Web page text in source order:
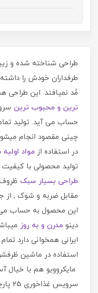
طراحی شناخته شده و
طرفداران خودش را
مُد نمیافتد. این طراحی
ترین و محبوب ترین
حساب می آید. تولید
چینی مقصود انجام
در استفاده از مواد
تولید محصولی با کیفیت
طراحی بسیار سبک ظروف
مقابل ضربه و شوک , از
این محصول به حساب
دینو مدرن و به روز
ایرانی همخوانی دارد
استفاده در ماشین
مایکروویو هم با خیال